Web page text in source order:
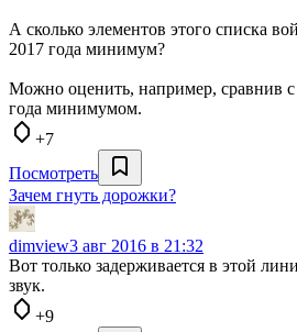
А сколько элементов этого списка
2017 года минимум?
Можно оценить, например, сравнив
года минимумом.
+7
Посмотреть
Зачем гнуть дорожки?
dimview3 авг 2016 в 21:32
Вот только задерживается в этой
звук.
+9